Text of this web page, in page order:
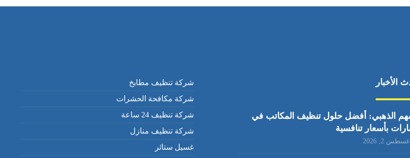
الأخبار
الذهبي: أفضل حلول تنظيف المكاتب في
بأسعار تنافسية
أغسطس 2, 2026
شركة تنظيف مطابخ
شركة مكافحة الحشرات
شركة تنظيف 24 ساعة
شركة تنظيف منازل
غسيل ستائر